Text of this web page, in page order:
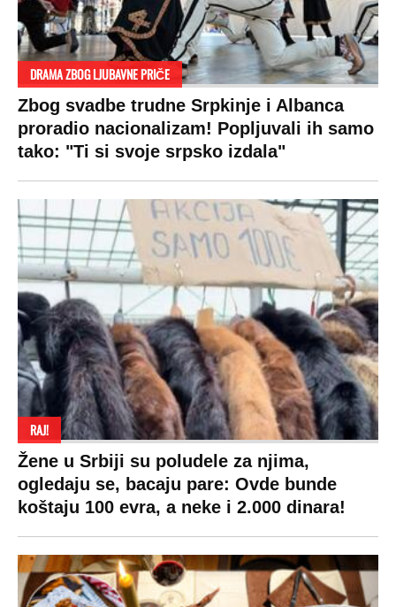
SPREMITE SE
Za posnu slavsku trpezu ove godine treba
izdvojiti ozbiljnu sumu novca: Nečija cela
plata ode na svega 20 gostiju
VESTI
Politika
Društvo
Hronika
Ekonomija
Beograd
Zasadi drvo
Kosovo
Sudbine
SHOWBIZ
Rijaliti
Zvezde
Holivud
Kviz
SPORT
Fudbal
Košarka
Tenis
Ostali sportovi
Navijači
Showtime
VIRALNO
Bizar
Svaštara
Tiktok
LIFESTYLE
Život
Stil
Zdravlje
Hi-Tech
Kultura
SVET
Planeta
Globalno zagrevanje
Hrvatska
BiH
Crna Gora
Makedonija
Auto
MONDO INC.
Impressum
Kontakt
Politika o kolačićima
Uslovi korišćenja
Politika privatnosti
Privacy policy